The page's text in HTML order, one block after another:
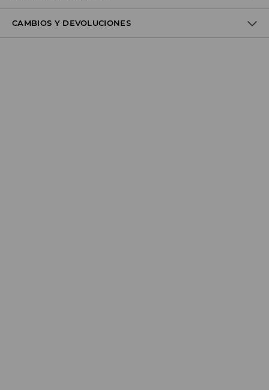
1º TELA: 95% POLIÉSTER, 5% ELASTANO
1º FORRO: 95% POLIÉSTER, 5% ELASTANO
CAMBIOS Y DEVOLUCIONES